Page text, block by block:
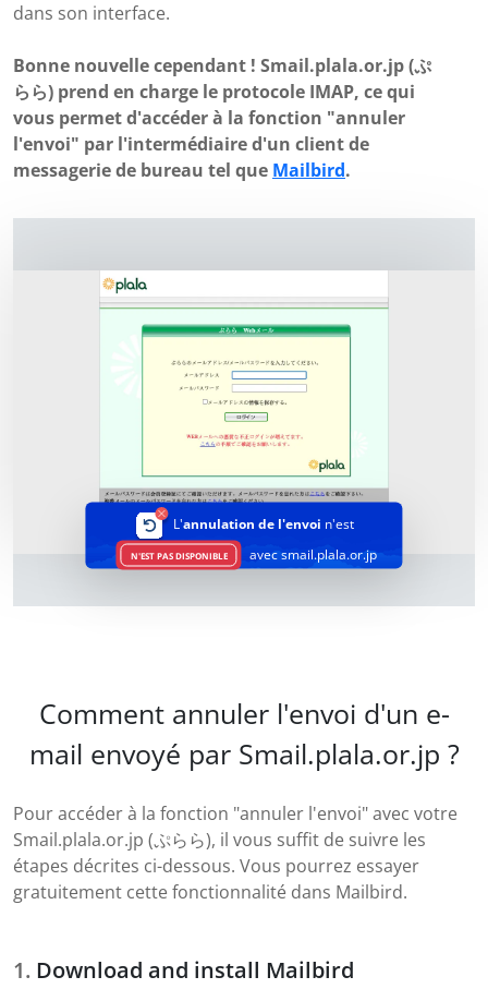
dans son interface.
Bonne nouvelle cependant ! Smail.plala.or.jp (ぷ
らら) prend en charge le protocole IMAP, ce qui
vous permet d'accéder à la fonction "annuler
l'envoi" par l'intermédiaire d'un client de
messagerie de bureau tel que Mailbird.
L'annulation de l'envoi n'est
N'EST PAS DISPONIBLE avec smail.plala.or.jp
Comment annuler l'envoi d'un e-
mail envoyé par Smail.plala.or.jp ?
Pour accéder à la fonction "annuler l'envoi" avec votre
Smail.plala.or.jp (ぷらら), il vous suffit de suivre les
étapes décrites ci-dessous. Vous pourrez essayer
gratuitement cette fonctionnalité dans Mailbird.
Download and install Mailbird